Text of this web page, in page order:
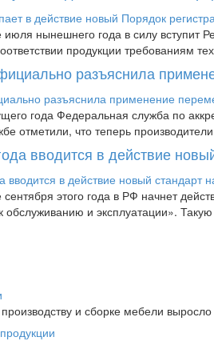
июля нынешнего года в силу вступит
продукции требованиям
разъяснила
года Федеральная служба по
отметили, что теперь
вводится в действие
сентября этого года в РФ начнет
обслуживанию и эксплуатации».
и сборке мебели